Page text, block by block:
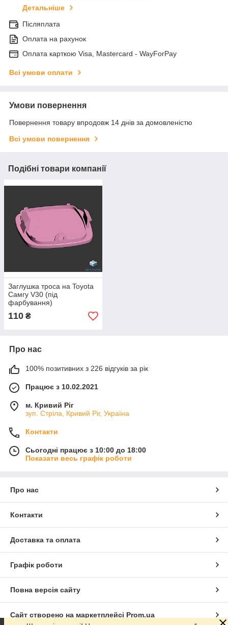
Детальніше
Післяплата
Оплата на рахунок
Оплата карткою Visa, Mastercard - WayForPay
Всі умови оплати
Умови повернення
Повернення товару впродовж 14 днів за домовленістю
Всі умови повернення
Подібні товари компанії
Заглушка троса на Toyota
Самгу V30 (під
фарбування)
110 ₴
Про нас
100% позитивних з 226 відгуків за рік
Працює з 10.02.2021
м. Кривий Ріг
зуп. Стріла, Кривий Ріг, Україна
Контакти
Сьогодні працює з 10:00 до 18:00
Показати весь графік роботи
Про нас
Контакти
Доставка та оплата
Графік роботи
Повна версія сайту
Сайт створено на маркетплейсі Prom.ua